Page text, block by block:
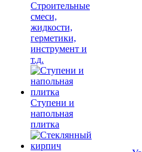
Строительные
смеси,
жидкости,
герметики,
инструмент и
т.д.
Ступени и
напольная
плитка